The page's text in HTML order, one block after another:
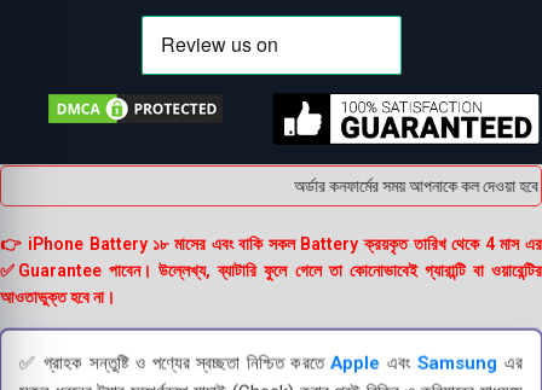
অর্ডার কনফার্মের সময় আপনাকে কল দেওয়া
👉 iPhone Battery ১৮ মাসের এবং বাকি সকল Battery ক্রয়কৃত তারিখ থেকে 4 মাস এর
✅Guarantee পাবেন। উল্লেখ্য, ব্যাটারি ফুলে গেলে তা কোনোভাবেই গ্যারান্টি বা ওয়ারেন্টির
আওতাভুক্ত হবে না।
✅ গ্রাহক সন্তুষ্টি ও পণ্যের স্বচ্ছতা নিশ্চিত করতেApple এবংSamsung এর